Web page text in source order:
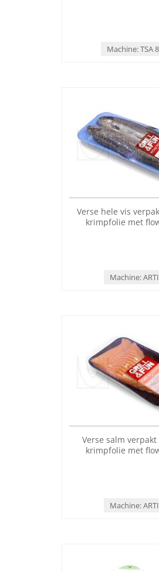
Machine: TSA
Verse hele vis
krimpfolie met
Machine:
Verse salm
krimpfolie met
Machine: